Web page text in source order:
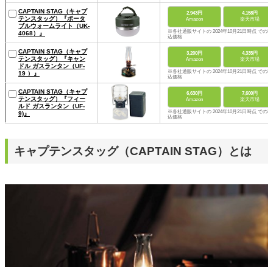
CAPTAIN STAG（キャプ
テンスタッグ）『ポータ
ブルウォームライト（UK-
4068）』
2,943円
Amazon
4,158円
楽天市場
※各社通販サイトの 2024年10月21日時点 での税
込価格
CAPTAIN STAG（キャプ
テンスタッグ）『キャン
ドル ガスランタン（UF-
19 ）』
3,200円
Amazon
4,335円
楽天市場
※各社通販サイトの 2024年10月21日時点 での税
込価格
CAPTAIN STAG（キャプ
テンスタッグ）『フィー
ルド ガスランタン（UF-
9)』
6,630円
Amazon
7,600円
楽天市場
※各社通販サイトの 2024年10月21日時点 での税
込価格
キャプテンスタッグ（CAPTAIN STAG）とは